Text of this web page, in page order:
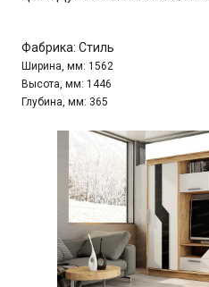
Фабрика: Стиль
Ширина, мм: 1562
Высота, мм: 1446
Глубина, мм: 365